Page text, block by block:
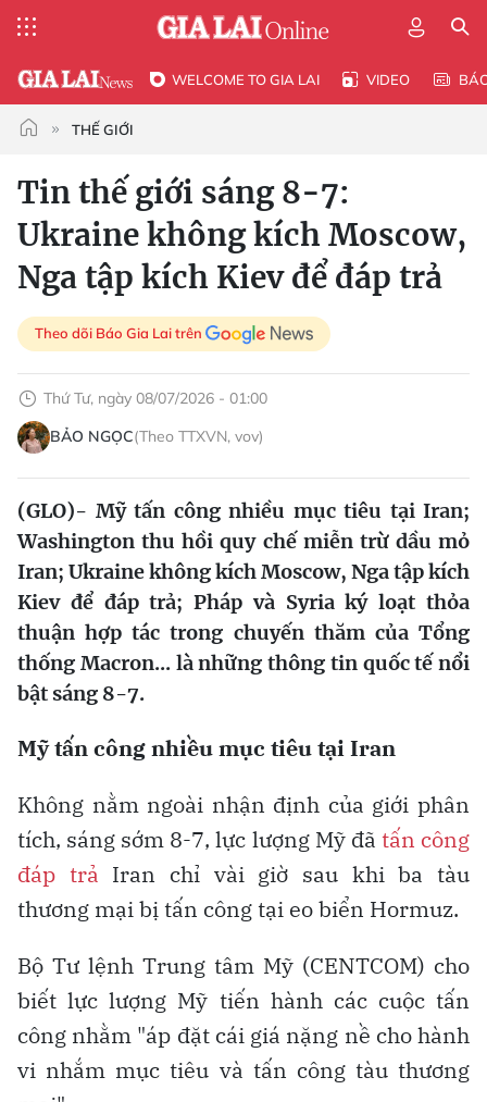
WELCOME TO GIA LAI VIDEO
THẾ GIỚI
Tin thế giới sáng 8-7:
Ukraine không kích Moscow,
Nga tập kích Kiev để đáp trả
Theo dõi Báo Gia Lai trên
Thứ Tư, ngày 08/07/2026 - 01:00
BẢO NGỌC(Theo TTXVN, vov)
(GLO)- Mỹ tấn công nhiều mục tiêu tại Iran;
Washington thu hồi quy chế miễn trừ dầu mỏ
Iran; Ukraine không kích Moscow, Nga tập kích
Kiev để đáp trả; Pháp và Syria ký loạt thỏa
thuận hợp tác trong chuyến thăm của Tổng
thống Macron... là những thông tin quốc tế nổi
bật sáng 8-7.
Mỹ tấn công nhiều mục tiêu tại Iran
Không nằm ngoài nhận định của giới phân
tích, sáng sớm 8-7, lực lượng Mỹ đã tấn công
đáp trả Iran chỉ vài giờ sau khi ba tàu
thương mại bị tấn công tại eo biển Hormuz.
Bộ Tư lệnh Trung tâm Mỹ (CENTCOM) cho
biết lực lượng Mỹ tiến hành các cuộc tấn
công nhằm "áp đặt cái giá nặng nề cho hành
vi nhắm mục tiêu và tấn công tàu thương